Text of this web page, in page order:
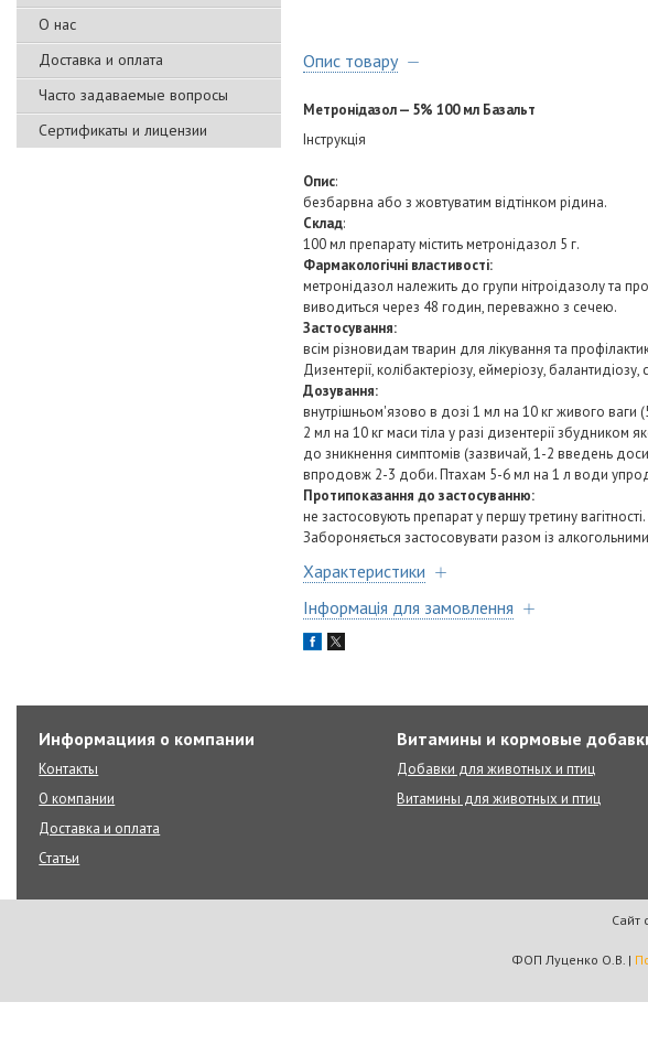
О нас
Доставка и оплата
Часто задаваемые вопросы
Сертификаты и лицензии
Опис товару
Метронідазол — 5% 100 мл Базальт
Інструкція
Опис:
безбарвна або з жовтуватим відтінком рідина.
Склад:
100 мл препарату містить метронідазол 5 г.
Фармакологічні властивості:
метронідазол належить до групи нітроідазолу та
виводиться через 48 годин, переважно з сечею.
Застосування:
всім різновидам тварин для лікування та
Дизентерії, колібактеріозу, еймеріозу,
Дозування:
внутрішньом'язово в дозі 1 мл на 10 кг живого ваги
2 мл на 10 кг маси тіла у разі дизентерії
до зникнення симптомів (зазвичай, 1-2 введень
впродовж 2-3 доби. Птахам 5-6 мл на 1 л води
Протипоказання до застосуванню:
не застосовують препарат у першу третину вагітності.
Забороняється застосовувати разом із
Характеристики
Інформація для замовлення
Информациия о компании
Контакты
О компании
Доставка и оплата
Статьи
Витамины и кормовые
Добавки для животных и птиц
Витамины для животных и птиц
Сайт
ФОП Луценко О.В. |